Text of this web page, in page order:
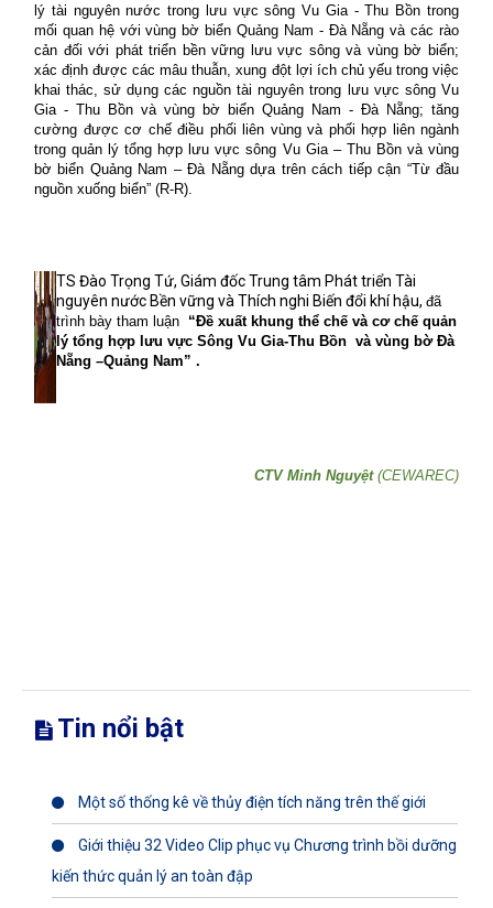
lý tài nguyên nước trong lưu vực sông Vu Gia - Thu Bồn trong
mối quan hệ với vùng bờ biển Quảng Nam - Đà Nẵng và các rào
cản đối với phát triển bền vững lưu vực sông và vùng bờ biển;
xác định được các mâu thuẫn, xung đột lợi ích chủ yếu trong việc
khai thác, sử dụng các nguồn tài nguyên trong lưu vực sông Vu
Gia - Thu Bồn và vùng bờ biển Quảng Nam - Đà Nẵng; tăng
cường được cơ chế điều phối liên vùng và phối hợp liên ngành
trong quản lý tổng hợp lưu vực sông Vu Gia – Thu Bồn và vùng
bờ biển Quảng Nam – Đà Nẵng dựa trên cách tiếp cận “Từ đầu
nguồn xuống biển” (R-R).
TS Đào Trọng Tứ, Giám đốc Trung tâm Phát triển Tài
nguyên nước Bền vững và Thích nghi Biến đổi khí hậu, đã
trình bày tham luận “Đề xuất khung thể chế và cơ chế quản
lý tổng hợp lưu vực Sông Vu Gia-Thu Bồn và vùng bờ Đà
Nẵng –Quảng Nam” .
CTV Minh Nguyệt(CEWAREC)
Tin nổi bật
Một số thống kê về thủy điện tích năng trên thế giới
Giới thiệu 32 Video Clip phục vụ Chương trình bồi dưỡng
kiến thức quản lý an toàn đập